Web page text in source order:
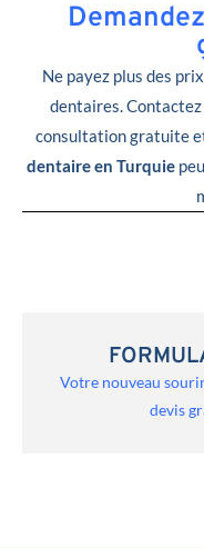
Ne payez plus des
dentaires. Contactez
consultation gratuite
dentaire en Turquie
Votre nouveau
devis